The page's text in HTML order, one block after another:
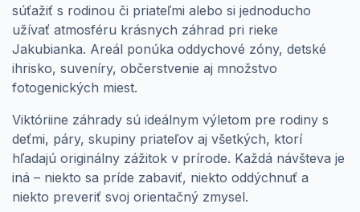
súťažiť s rodinou či priateľmi alebo si jednoducho
užívať atmosféru krásnych záhrad pri rieke
Jakubianka. Areál ponúka oddychové zóny, detské
ihrisko, suveníry, občerstvenie aj množstvo
fotogenických miest.
Viktóriine záhrady sú ideálnym výletom pre rodiny s
deťmi, páry, skupiny priateľov aj všetkých, ktorí
hľadajú originálny zážitok v prírode. Každá návšteva je
iná – niekto sa príde zabaviť, niekto oddýchnuť a
niekto preveriť svoj orientačný zmysel.